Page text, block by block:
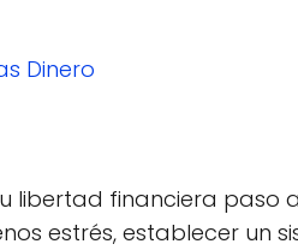
Dinero
libertad financiera paso
estrés, establecer un